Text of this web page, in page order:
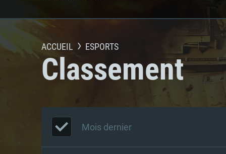
ACCUEIL ESPORTS
Classement
Mois dernier